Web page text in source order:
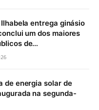
entrega ginásio
um dos maiores
de…
de energia solar de
na segunda-